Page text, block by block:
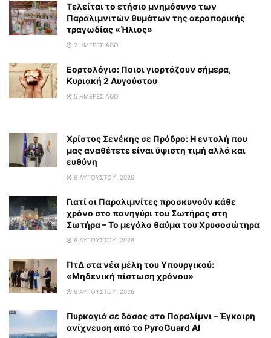
Τελείται το ετήσιο μνημόσυνο των
Παραλιμνιτών θυμάτων της αεροπορικής
τραγωδίας «Ήλιος»
2 ΗΜΈΡΕΣ AGO
Εορτολόγιο: Ποιοι γιορτάζουν σήμερα,
Κυριακή 2 Αυγούστου
5 ΗΜΈΡΕΣ AGO
Χρίστος Σενέκης σε Πρόδρο: Η εντολή που
μας αναθέτετε είναι ύψιστη τιμή αλλά και
ευθύνη
6 ΑΥΓΟΎΣΤΟΥ, 2026
Γιατί οι Παραλιμνίτες προσκυνούν κάθε
χρόνο στο πανηγύρι του Σωτήρος στη
Σωτήρα – Το μεγάλο θαύμα του Χρυσοσώτηρα
6 ΑΥΓΟΎΣΤΟΥ, 2026
ΠτΔ στα νέα μέλη του Υπουργικού:
«Μηδενική πίστωση χρόνου»
6 ΑΥΓΟΎΣΤΟΥ, 2026
Πυρκαγιά σε δάσος στο Παραλίμνι – Έγκαιρη
ανίχνευση από το PyroGuard AI